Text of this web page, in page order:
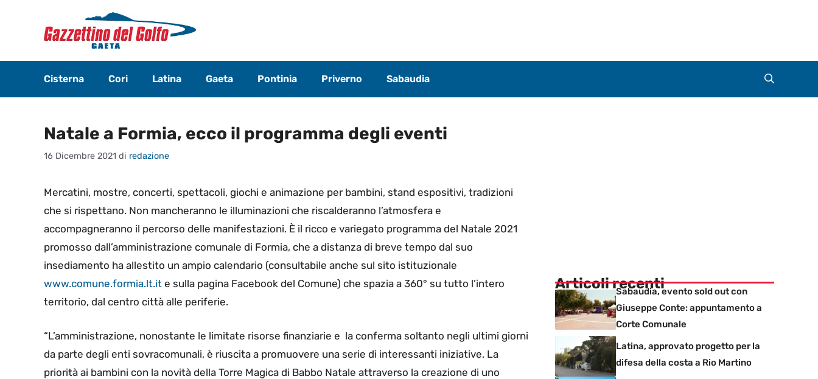
contenuto
Cisterna Cori Latina Gaeta Pontinia Priverno Sabaudia
Natale a Formia, ecco il programma degli eventi
16 Dicembre 2021 di redazione
Mercatini, mostre, concerti, spettacoli, giochi e animazione per bambini, stand espositivi, tradizioni
che si rispettano. Non mancheranno le illuminazioni che riscalderanno l’atmosfera e
accompagneranno il percorso delle manifestazioni. È il ricco e variegato programma del Natale 2021
promosso dall’amministrazione comunale di Formia, che a distanza di breve tempo dal suo
insediamento ha allestito un ampio calendario (consultabile anche sul sito istituzionale
www.comune.formia.lt.it e sulla pagina Facebook del Comune) che spazia a 360° su tutto l’intero
territorio, dal centro città alle periferie.
“L’amministrazione, nonostante le limitate risorse finanziarie e la conferma soltanto negli ultimi giorni
da parte degli enti sovracomunali, è riuscita a promuovere una serie di interessanti iniziative. La
priorità ai bambini con la novità della Torre Magica di Babbo Natale attraverso la creazione di uno
Articoli recentiSabaudia, evento sold out con
Giuseppe Conte: appuntamento a
Corte Comunale
Latina, approvato progetto per la
difesa della costa a Rio Martino